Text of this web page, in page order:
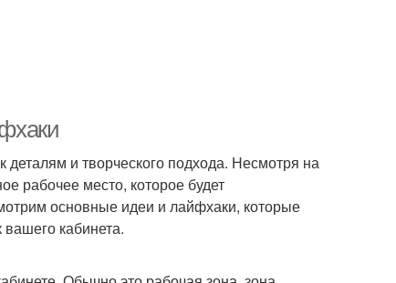
и творческого подхода. Несмотря на
рабочее место, которое будет
основные идеи и лайфхаки, которые
кабинета.